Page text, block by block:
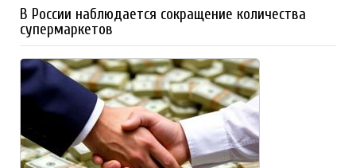
В России наблюдается сокращение количества
супермаркетов